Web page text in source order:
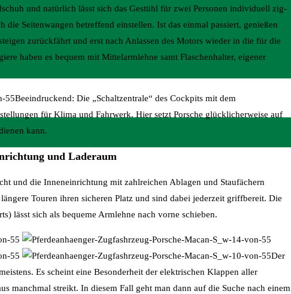
und natürlich lässt sich das Gestühl für zwei Personen individuell zig-
Seitenwangen betreffend einstellen. Ist das einmal passiert, genießen
zurückfährt und erst nach Anlassen des Motors wieder in die für die
haben es bequem mit Mittelarmlehne samt Flaschenhalter, eigener
Beeindruckend: Die „Schaltzentrale“ des Cockpits mit dem
für Klima und Fahrwerk. Hier setzt Porsche glücklicherweise auf
kann.
und Laderaum
und die Inneneinrichtung mit zahlreichen Ablagen und Staufächern
Touren ihren sicheren Platz und sind dabei jederzeit griffbereit. Die
lässt sich als bequeme Armlehne nach vorne schieben.
Der
Es scheint eine Besonderheit der elektrischen Klappen aller
manchmal streikt. In diesem Fall geht man dann auf die Suche nach einem